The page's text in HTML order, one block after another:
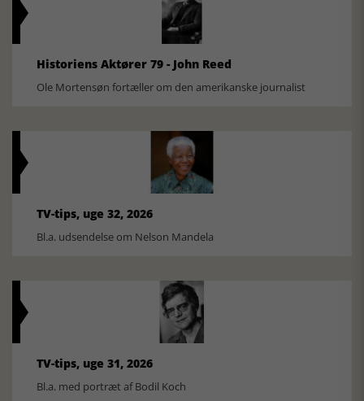
Historiens Aktører 79 - John Reed
Ole Mortensøn fortæller om den amerikanske journalist
TV-tips, uge 32, 2026
Bl.a. udsendelse om Nelson Mandela
TV-tips, uge 31, 2026
Bl.a. med portræt af Bodil Koch